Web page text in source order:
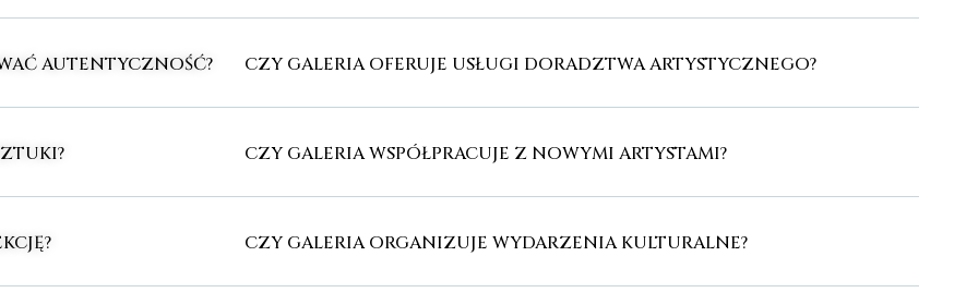
AUTENTYCZNOŚĆ? CZY GALERIA OFERUJE USŁUGI DORADZTWA ARTYSTYCZNEGO?
CZY GALERIA WSPÓŁPRACUJE Z NOWYMI ARTYSTAMI?
CZY GALERIA ORGANIZUJE WYDARZENIA KULTURALNE?